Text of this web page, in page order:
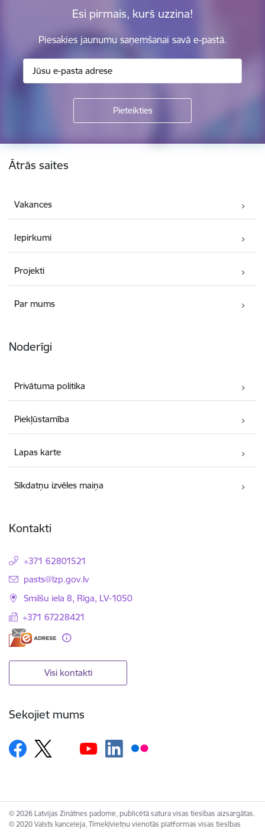
Esi pirmais, kurš uzzina!
Piesakies jaunumu saņemšanai savā e-pastā.
Kājene
Ātrās saites
Vakances
Iepirkumi
Projekti
Par mums
Noderīgi
Privātuma politika
Piekļūstamība
Lapas karte
Sīkdatņu izvēles maiņa
Kontakti
+371 62801521
E-pasts:
pasts@lzp.gov.lv
Smilšu iela 8, Rīga, LV-1050
+371 67228421
Visi kontakti
Sekojiet mums
© 2026 Latvijas Zinātnes padome, publicētā satura visas tiesības aizsargātas.
© 2020 Valsts kanceleja, Tīmekļvietņu vienotās platformas visas tiesības